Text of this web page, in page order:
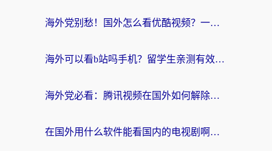
海外党别愁！国外怎么看优酷视频？一招解决追剧、看直播难题
海外可以看b站吗手机？留学生亲测有效的回国加速指南
海外党必看：腾讯视频在国外如何解除地域限制？附优酷咪咕使用指南
在国外用什么软件能看国内的电视剧啊？留学生亲测有效的回国加速方案